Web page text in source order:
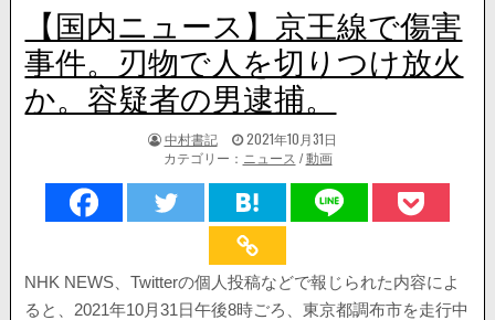
【国内ニュース】京王線で傷害
事件。刃物で人を切りつけ放火
か。容疑者の男逮捕。
著
者:
中村書記
掲
載
日：
2021年10月31日
カテゴリー： ニュース /動画
NHK NEWS、Twitterの個人投稿などで報じられた内容によ
ると、2021年10月31日午後8時ごろ、東京都調布市を走行中